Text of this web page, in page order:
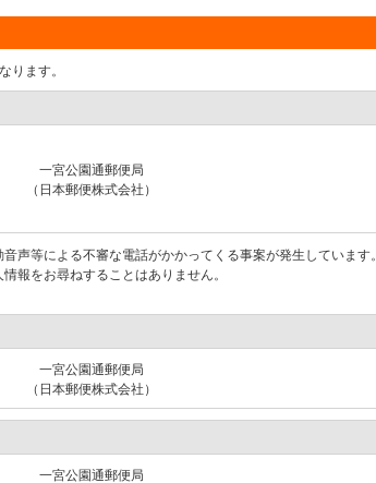
ります。
一宮公園通郵便局
（日本郵便株式会社）
声等による不審な電話がかかってくる事案が発生しています。
報をお尋ねすることはありません。
一宮公園通郵便局
（日本郵便株式会社）
一宮公園通郵便局